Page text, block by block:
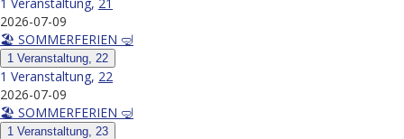
2026-07-09
🏖️ SOMMERFERIEN 🤿
1 Veranstaltung, 22
1 Veranstaltung, 22
2026-07-09
🏖️ SOMMERFERIEN 🤿
1 Veranstaltung, 23